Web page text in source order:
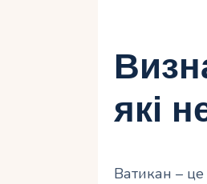
які
Ватикан – це